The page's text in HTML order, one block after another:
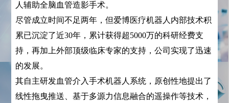
人辅助全脑血管造影手术。
尽管成立时间不足两年，但爱博医疗机器人内部技术积
累已沉淀了近30年，累计获得超5000万的科研经费支
持，再加上外部顶级临床专家的支持，公司实现了迅速
的发展。
其自主研发血管介入手术机器人系统，原创性地提出了
线性拖曳推送、基于多源力信息融合的遥操作等技术，